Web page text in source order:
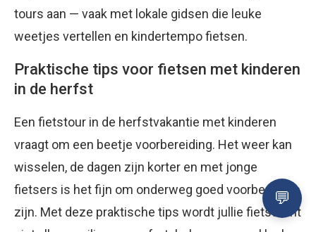
tours aan — vaak met lokale gidsen die leuke
weetjes vertellen en kindertempo fietsen.
Praktische tips voor fietsen met kinderen
in de herfst
Een fietstour in de herfstvakantie met kinderen
vraagt om een beetje voorbereiding. Het weer kan
wisselen, de dagen zijn korter en met jonge
fietsers is het fijn om onderweg goed voorbereid te
zijn. Met deze praktische tips wordt jullie fietstocht